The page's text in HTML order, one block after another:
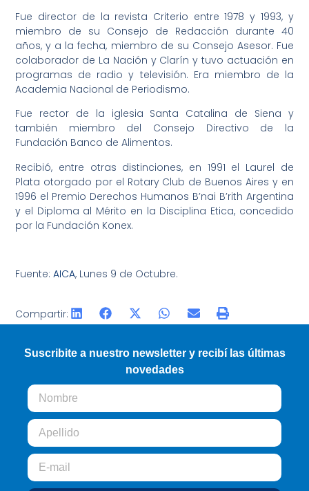
Fue director de la revista Criterio entre 1978 y 1993, y
miembro de su Consejo de Redacción durante 40
años, y a la fecha, miembro de su Consejo Asesor. Fue
colaborador de La Nación y Clarín y tuvo actuación en
programas de radio y televisión. Era miembro de la
Academia Nacional de Periodismo.
Fue rector de la iglesia Santa Catalina de Siena y
también miembro del Consejo Directivo de la
Fundación Banco de Alimentos.
Recibió, entre otras distinciones, en 1991 el Laurel de
Plata otorgado por el Rotary Club de Buenos Aires y en
1996 el Premio Derechos Humanos B’nai B’rith Argentina
y el Diploma al Mérito en la Disciplina Etica, concedido
por la Fundación Konex.
Fuente:AICA, Lunes 9 de Octubre.
Compartir:
Suscribite a nuestro newsletter y recibí las últimas
novedades